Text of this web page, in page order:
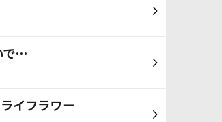
で…
イフラワー